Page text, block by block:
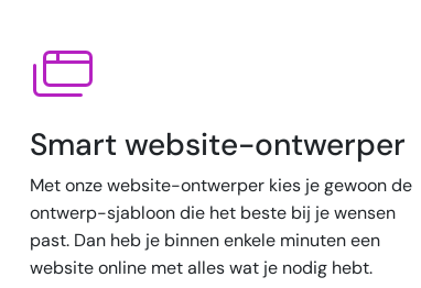
Smart website-ontwerper
Met onze website-ontwerper kies je gewoon de
ontwerp-sjabloon die het beste bij je wensen
past. Dan heb je binnen enkele minuten een
website online met alles wat je nodig hebt.